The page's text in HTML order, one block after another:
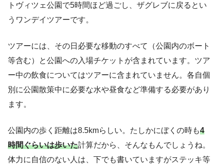
トヴィツェ公園で5時間ほど過ごし、ザグレブに戻るとい
うワンデイツアーです。
ツアーには、その日必要な移動のすべて（公園内のボート
等含む）と公園への入場チケットが含まれています。ツア
ー中の飲食についてはツアーに含まれていません。各自個
別に公園散策中に必要な水や昼食など準備する必要があり
ます。
公園内の歩く距離は8.5kmらしい。たしかにぼくの時も4
時間ぐらいは歩いた計算だから、そんなもんでしょうね。
体力に自信のない人は、下でも書いていますがステッキ等